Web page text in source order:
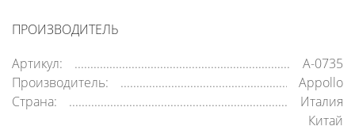
ПРОИЗВОДИТЕЛЬ
Артикул:
A-0735
Производитель:
Appollo
Страна:
Италия
Китай